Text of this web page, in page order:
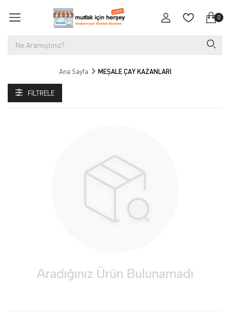
0
Ana Sayfa MEŞALE ÇAY KAZANLARI
FILTRELE